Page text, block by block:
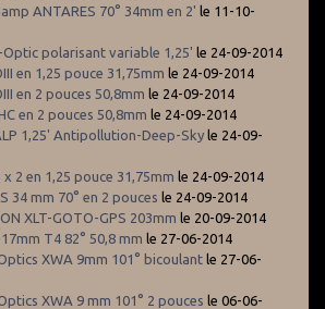
ANTARES 70° 34mm en 2' le 11-10-
Optic polarisant variable 1,25' le 24-09-2014
en 1,25 pouce 31,75mm le 24-09-2014
en 2 pouces 50,8mm le 24-09-2014
en 2 pouces 50,8mm le 24-09-2014
1,25' Antipollution-Deep-Sky le 24-09-
2 en 1,25 pouce 31,75mm le 24-09-2014
34 mm 70° en 2 pouces le 24-09-2014
XLT-GOTO-GPS 203mm le 20-09-2014
T4 82° 50,8 mm le 27-06-2014
XWA 9mm 101° bicoulant le 27-06-
XWA 9 mm 101° 2 pouces le 06-06-